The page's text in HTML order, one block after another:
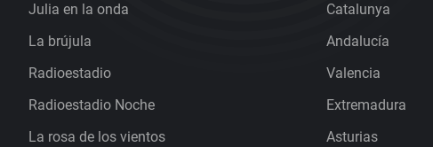
Julia en la onda
La brújula
Radioestadio
Radioestadio Noche
La rosa de los vientos
Catalunya
Andalucía
Valencia
Extremadura
Asturias